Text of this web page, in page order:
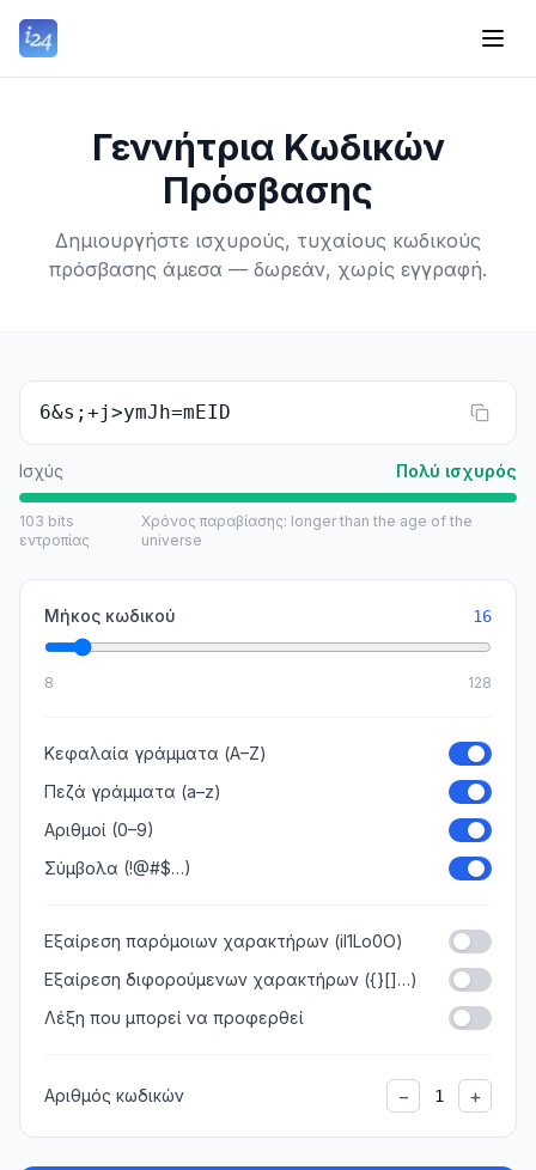
Γεννήτρια Κωδικών
Πρόσβασης
Δημιουργήστε ισχυρούς, τυχαίους κωδικούς
πρόσβασης άμεσα — δωρεάν, χωρίς εγγραφή.
6&s;+j>ymJh=mEID
Ισχύς Πολύ ισχυρός
103 bits
εντροπίας
Χρόνος παραβίασης: longer than the age of the
universe
Μήκος κωδικού 16
8 128
Κεφαλαία γράμματα (A–Z)
Πεζά γράμματα (a–z)
Αριθμοί (0–9)
Σύμβολα (!@#$…)
Εξαίρεση παρόμοιων χαρακτήρων (il1Lo0O)
Εξαίρεση διφορούμενων χαρακτήρων ({}[]…)
Λέξη που μπορεί να προφερθεί
Αριθμός κωδικών − 1 +